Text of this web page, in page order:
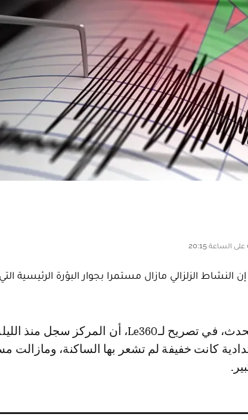
النشاط الزلزالي مازال مستمرا بجوار البؤرة الرئيسية
كانت خفيفة لم تشعر بها الساكنة، ومازالت